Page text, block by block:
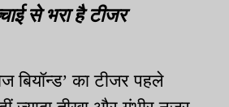
से भरा है टीजर
बियॉन्ड’ का टीजर पहले